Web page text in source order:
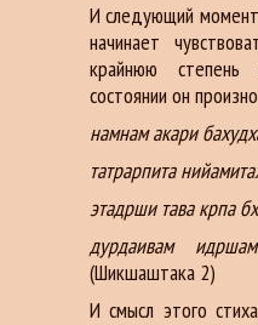
И следующий
начинает
крайнюю
состоянии он
намнам акари
татрарпита
этадрши тава крпа
дурдаивам
(Шикшаштака 2)
И смысл этого